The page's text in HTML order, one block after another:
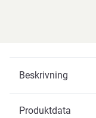
Beskrivning
Produktdata